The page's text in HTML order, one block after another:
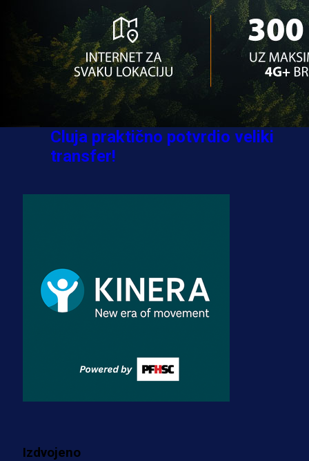
Ovo niko nije očekivao: Nikola
Vasilj iznenadio izborom novog
kluba!
3 sedmica 4 dan
A Selekcija
Jovo Lukić ima novi klub: Trener
Cluja praktično potvrdio veliki
transfer!
transfer!?
3 sedmica 3 dan
A Selekcija
Fudbaler Olympiacosa želi obući
Izdvojeno